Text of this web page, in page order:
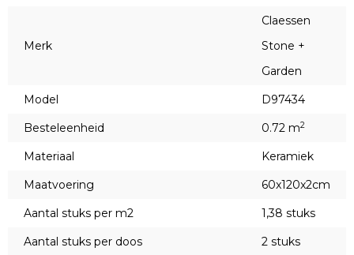
Merk
Claessen
Stone +
Garden
Model
D97434
Besteleenheid
0.72 m2
Materiaal
Keramiek
Maatvoering
60x120x2cm
Aantal stuks per m2
1,38 stuks
Aantal stuks per doos
2 stuks